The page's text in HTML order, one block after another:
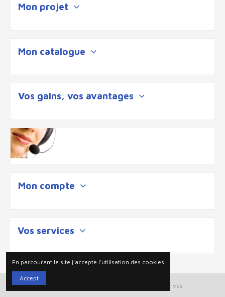
Mon projet
Mon catalogue
Vos gains, vos avantages
Mon compte
Vos services
Plan du site | 2025 © Ouigloo tout droits reservés
En parcourant le site j'accepte l'utilisation des cookies
Accept